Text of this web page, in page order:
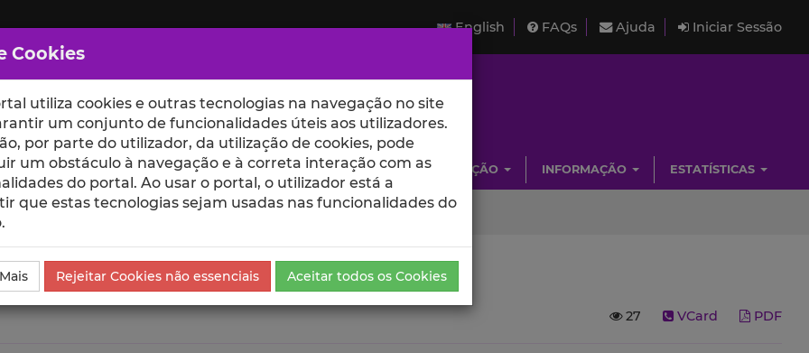
English FAQs Ajuda Iniciar Sessão
ESCOLAS UNIDADES INVESTIGAÇÃO INFORMAÇÃO ESTATÍSTICAS
27 VCard PDF
Cookies
utiliza cookies e outras tecnologias na navegação no site
um conjunto de funcionalidades úteis aos utilizadores.
por parte do utilizador, da utilização de cookies, pode
um obstáculo à navegação e à correta interação com as
do portal. Ao usar o portal, o utilizador está a
que estas tecnologias sejam usadas nas funcionalidades do
Rejeitar Cookies não essenciais Aceitar todos os Cookies